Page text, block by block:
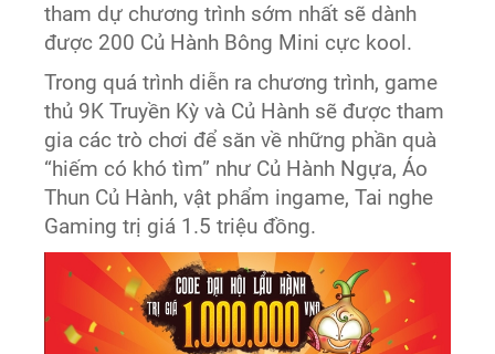
tham dự chương trình sớm nhất sẽ dành
được 200 Củ Hành Bông Mini cực kool.
Trong quá trình diễn ra chương trình, game
thủ 9K Truyền Kỳ và Củ Hành sẽ được tham
gia các trò chơi để săn về những phần quà
“hiếm có khó tìm” như Củ Hành Ngựa, Áo
Thun Củ Hành, vật phẩm ingame, Tai nghe
Gaming trị giá 1.5 triệu đồng.